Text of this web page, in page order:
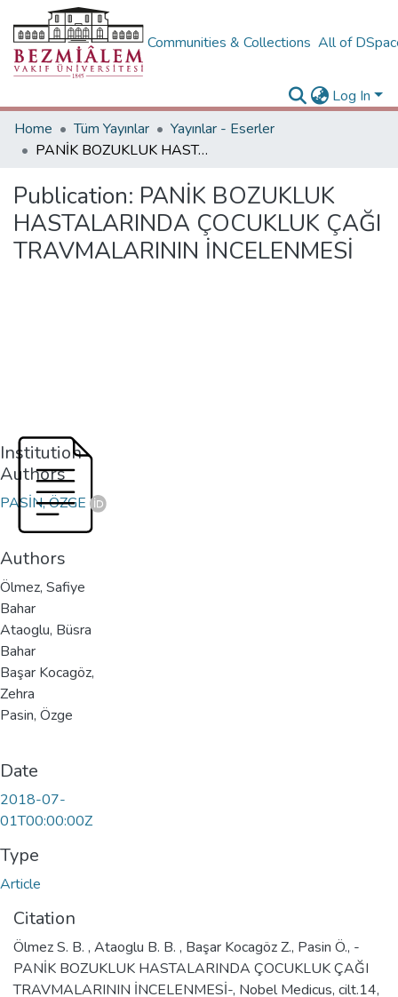
Communities & Collections All of
Log In
Home
Tüm Yayınlar
Yayınlar - Eserler
PANİK BOZUKLUK HASTALARINDA ÇOCUKLUK ÇAĞI TRAVMALARININ İNCELENMESİ
Publication: PANİK BOZUKLUK
HASTALARINDA ÇOCUKLUK ÇAĞI
TRAVMALARININ İNCELENMESİ
Institution
Authors
PASİN, ÖZGE
Authors
Ölmez, Safiye
Bahar
Ataoglu, Büsra
Bahar
Başar Kocagöz,
Zehra
Pasin, Özge
Date
2018-07-
01T00:00:00Z
Type
Article
Citation
Ölmez S. B. , Ataoglu B. B. , Başar Kocagöz Z., Pasin Ö., -
PANİK BOZUKLUK HASTALARINDA ÇOCUKLUK ÇAĞI
TRAVMALARININ İNCELENMESİ-, Nobel Medicus, cilt.14,